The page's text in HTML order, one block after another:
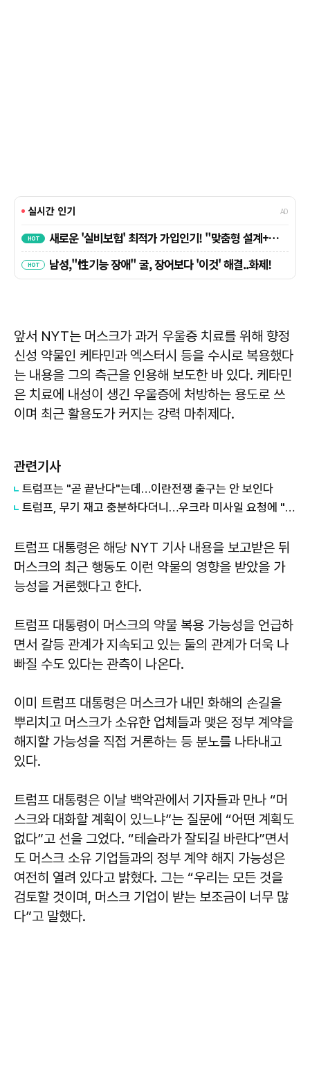
앞서 NYT는 머스크가 과거 우울증 치료를 위해 향정
신성 약물인 케타민과 엑스터시 등을 수시로 복용했다
는 내용을 그의 측근을 인용해 보도한 바 있다. 케타민
은 치료에 내성이 생긴 우울증에 처방하는 용도로 쓰
이며 최근 활용도가 커지는 강력 마취제다.
관련기사
트럼프는 "곧 끝난다"는데…이란전쟁 출구는 안 보인다
트럼프, 무기 재고 충분하다더니…우크라 미사일 요청에 "우리도 필요"
트럼프 대통령은 해당 NYT 기사 내용을 보고받은 뒤
머스크의 최근 행동도 이런 약물의 영향을 받았을 가
능성을 거론했다고 한다.
트럼프 대통령이 머스크의 약물 복용 가능성을 언급하
면서 갈등 관계가 지속되고 있는 둘의 관계가 더욱 나
빠질 수도 있다는 관측이 나온다.
이미 트럼프 대통령은 머스크가 내민 화해의 손길을
뿌리치고 머스크가 소유한 업체들과 맺은 정부 계약을
해지할 가능성을 직접 거론하는 등 분노를 나타내고
있다.
트럼프 대통령은 이날 백악관에서 기자들과 만나 “머
스크와 대화할 계획이 있느냐”는 질문에 “어떤 계획도
없다”고 선을 그었다. “테슬라가 잘되길 바란다”면서
도 머스크 소유 기업들과의 정부 계약 해지 가능성은
여전히 열려 있다고 밝혔다. 그는 “우리는 모든 것을
검토할 것이며, 머스크 기업이 받는 보조금이 너무 많
다”고 말했다.